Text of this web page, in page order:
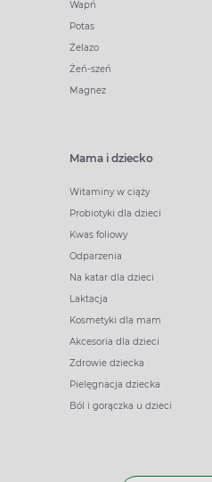
Wapń
Potas
Żelazo
Żeń-szeń
Magnez
Mama i dziecko
Witaminy w ciąży
Probiotyki dla dzieci
Kwas foliowy
Odparzenia
Na katar dla dzieci
Laktacja
Kosmetyki dla mam
Akcesoria dla dzieci
Zdrowie dziecka
Pielęgnacja dziecka
Ból i gorączka u dzieci